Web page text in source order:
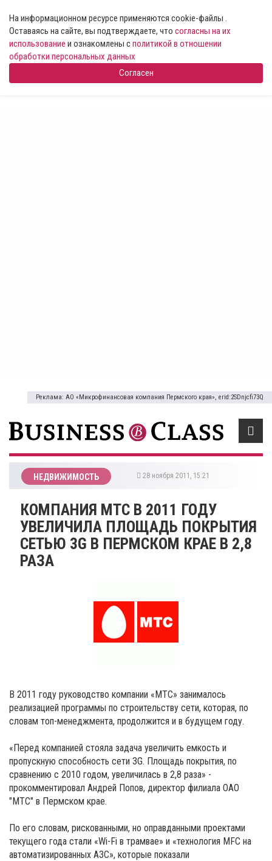
На информационном ресурсе применяются cookie-файлы .
Оставаясь на сайте, вы подтверждаете, что согласны на их
использование и ознакомлены сполитикой в отношении
обработки персональных данных
Согласен
Реклама: АО «Микрофинансовая компания Пермского края», erid:2SDnjcfi73Q
НЕДВИЖИМОСТЬ 28 ноября 2011, 15:21
КОМПАНИЯ МТС В 2011 ГОДУ
УВЕЛИЧИЛА ПЛОЩАДЬ ПОКРЫТИЯ
СЕТЬЮ 3G В ПЕРМСКОМ КРАЕ В 2,8
РАЗА
В 2011 году руководство компании «МТС» занималось
реализацией программы по строительству сети, которая, по
словам топ-менеджмента, продолжится и в будущем году.
«Перед компанией стояла задача увеличить емкость и
пропускную способность сети 3G. Площадь покрытия, по
сравнению с 2010 годом, увеличилась в 2,8 раза» -
прокомментировал Андрей Попов, директор филиала ОАО
"МТС" в Пермском крае.
По его словам, рискованными, но оправданными проектами
текущего года стали «Wi-Fi в трамвае» и «технология MFC на
автоматизированных АЗС», которые показали